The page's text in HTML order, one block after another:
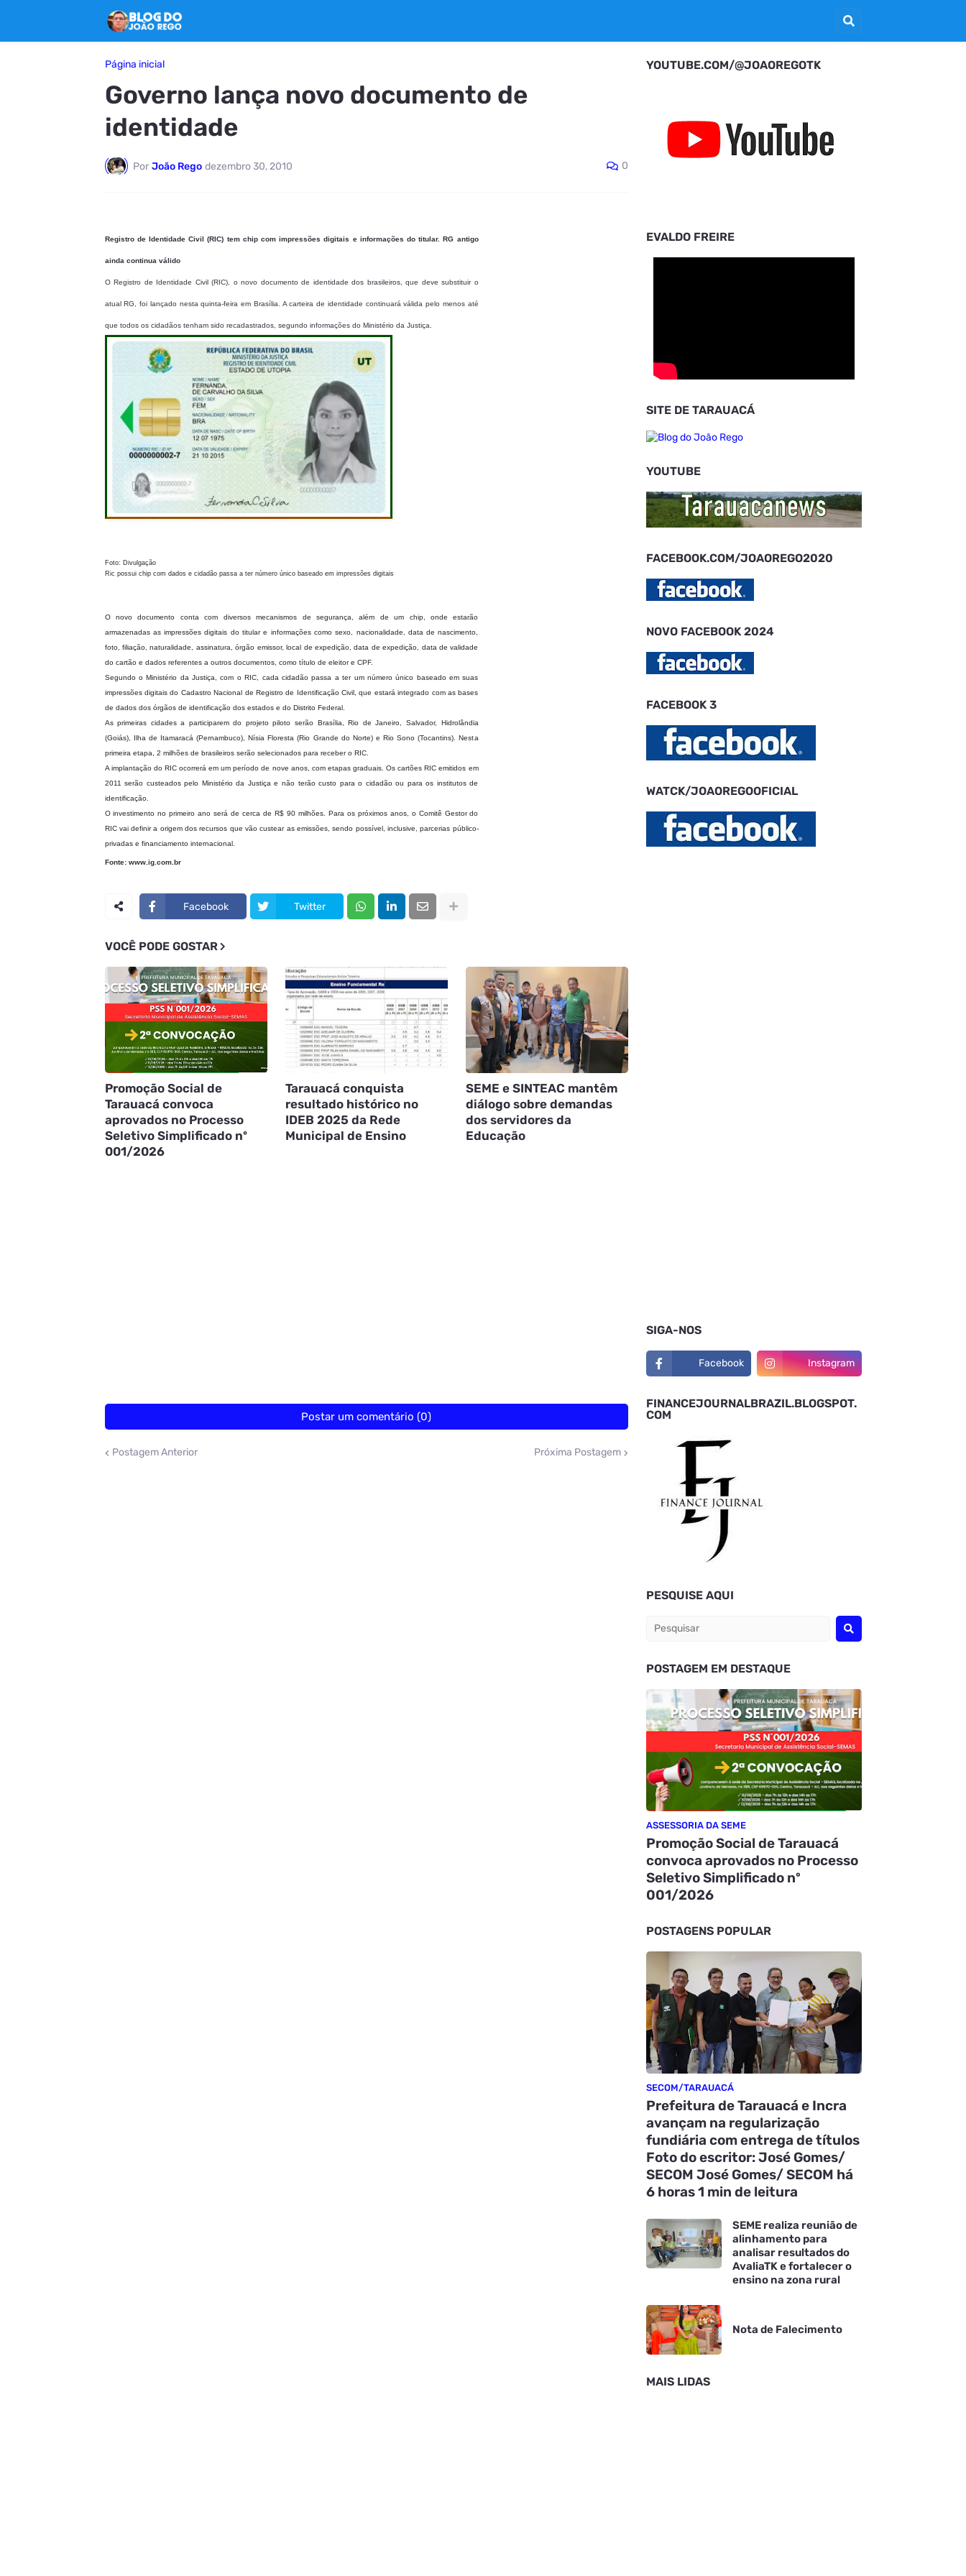
Página inicial
Governo lança novo documento de
identidade
Por João Rego dezembro 30, 2010 0
Registro de Identidade Civil (RIC) tem chip com impressões digitais e informações do titular. RG antigo
ainda continua válido
O Registro de Identidade Civil (RIC), o novo documento de identidade dos brasileiros, que deve substituir o
atual RG, foi lançado nesta quinta-feira em Brasília. A carteira de identidade continuará válida pelo menos até
que todos os cidadãos tenham sido recadastrados, segundo informações do Ministério da Justiça.
Foto: Divulgação
Ric possui chip com dados e cidadão passa a ter número único baseado em impressões digitais
O novo documento conta com diversos mecanismos de segurança, além de um chip, onde estarão
armazenadas as impressões digitais do titular e informações como sexo, nacionalidade, data de nascimento,
foto, filiação, naturalidade, assinatura, órgão emissor, local de expedição, data de expedição, data de validade
do cartão e dados referentes a outros documentos, como título de eleitor e CPF.
Segundo o Ministério da Justiça, com o RIC, cada cidadão passa a ter um número único baseado em suas
impressões digitais do Cadastro Nacional de Registro de Identificação Civil, que estará integrado com as bases
de dados dos órgãos de identificação dos estados e do Distrito Federal.
As primeiras cidades a participarem do projeto piloto serão Brasília, Rio de Janeiro, Salvador, Hidrolândia
(Goiás), Ilha de Itamaracá (Pernambuco), Nísia Floresta (Rio Grande do Norte) e Rio Sono (Tocantins). Nesta
primeira etapa, 2 milhões de brasileiros serão selecionados para receber o RIC.
A implantação do RIC ocorrerá em um período de nove anos, com etapas graduais. Os cartões RIC emitidos em
2011 serão custeados pelo Ministério da Justiça e não terão custo para o cidadão ou para os institutos de
identificação.
O investimento no primeiro ano será de cerca de R$ 90 milhões. Para os próximos anos, o Comitê Gestor do
RIC vai definir a origem dos recursos que vão custear as emissões, sendo possível, inclusive, parcerias público-
privadas e financiamento internacional.
Fonte: www.ig.com.br
Facebook Twitter
VOCÊ PODE GOSTAR
Promoção Social de
Tarauacá convoca
aprovados no Processo
Seletivo Simplificado nº
001/2026
Tarauacá conquista
resultado histórico no
IDEB 2025 da Rede
Municipal de Ensino
SEME e SINTEAC mantêm
diálogo sobre demandas
dos servidores da
Educação
Postar um comentário (0)
Postagem Anterior Próxima Postagem
YOUTUBE.COM/@JOAOREGOTK
EVALDO FREIRE
SITE DE TARAUACÁ
YOUTUBE
FACEBOOK.COM/JOAOREGO2020
NOVO FACEBOOK 2024
FACEBOOK 3
WATCK/JOAOREGOOFICIAL
SIGA-NOS
Facebook Instagram
FINANCEJOURNALBRAZIL.BLOGSPOT.
COM
PESQUISE AQUI
POSTAGEM EM DESTAQUE
ASSESSORIA DA SEME
Promoção Social de Tarauacá
convoca aprovados no Processo
Seletivo Simplificado nº
001/2026
POSTAGENS POPULAR
SECOM/TARAUACÁ
Prefeitura de Tarauacá e Incra
avançam na regularização
fundiária com entrega de títulos
Foto do escritor: José Gomes/
SECOM José Gomes/ SECOM há
6 horas 1 min de leitura
SEME realiza reunião de
alinhamento para
analisar resultados do
AvaliaTK e fortalecer o
ensino na zona rural
Nota de Falecimento
MAIS LIDAS